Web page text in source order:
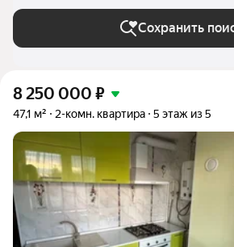
Сохранить
8 250 000 ₽
47,1 м² 2-комн. квартира 5 этаж из 5